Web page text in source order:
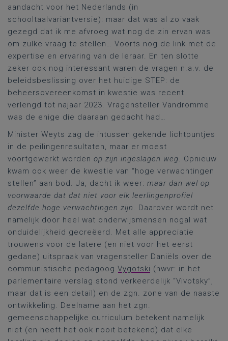
aandacht voor het Nederlands (in
schooltaalvariantversie): maar dat was al zo vaak
gezegd dat ik me afvroeg wat nog de zin ervan was
om zulke vraag te stellen… Voorts nog de link met de
expertise en ervaring van de leraar. En ten slotte
zeker ook nog interessant waren de vragen n.a.v. de
beleidsbeslissing over het huidige STEP: de
beheersovereenkomst in kwestie was recent
verlengd tot najaar 2023. Vragensteller Vandromme
was de enige die daaraan gedacht had…
Minister Weyts zag de intussen gekende lichtpuntjes
in de peilingenresultaten, maar er moest
voortgewerkt worden op zijn ingeslagen weg. Opnieuw
kwam ook weer de kwestie van “hoge verwachtingen
stellen” aan bod. Ja, dacht ik weer: maar dan wel op
voorwaarde dat dat niet voor elk leerlingenprofiel
dezelfde hoge verwachtingen zijn. Daarover wordt net
namelijk door heel wat onderwijsmensen nogal wat
onduidelijkheid gecreëerd. Met alle appreciatie
trouwens voor de latere (en niet voor het eerst
gedane) uitspraak van vragensteller Daniëls over de
communistische pedagoog Vygotski (nwvr: in het
parlementaire verslag stond verkeerdelijk “Vivotsky”,
maar dat is een detail) en de zgn. zone van de naaste
ontwikkeling. Deelname aan het zgn.
gemeenschappelijke curriculum betekent namelijk
niet (en heeft het ook nooit betekend) dat elke